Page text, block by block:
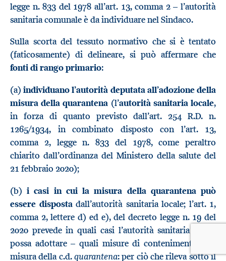
legge n. 833 del 1978 all’art. 13, comma 2 – l’autorità
sanitaria comunale è da individuare nel Sindaco.
Sulla scorta del tessuto normativo che si è tentato
(faticosamente) di delineare, si può affermare che
fonti di rango primario:
(a)individuano l’autorità deputata all’adozione della
misura della quarantena (l’autorità sanitaria locale,
in forza di quanto previsto dall’art. 254 R.D. n.
1265/1934, in combinato disposto con l’art. 13,
comma 2, legge n. 833 del 1978, come peraltro
chiarito dall’ordinanza del Ministero della salute del
21 febbraio 2020);
(b)i casi in cui la misura della quarantena può
essere dispostadall’autorità sanitaria locale; l’art. 1,
comma 2, lettere d) ed e), del decreto legge n. 19 del
2020 prevede in quali casi l’autorità sanitaria locale
possa adottare – quali misure di contenimento – la
misura della c.d.quarantena: per ciò che rileva sotto il